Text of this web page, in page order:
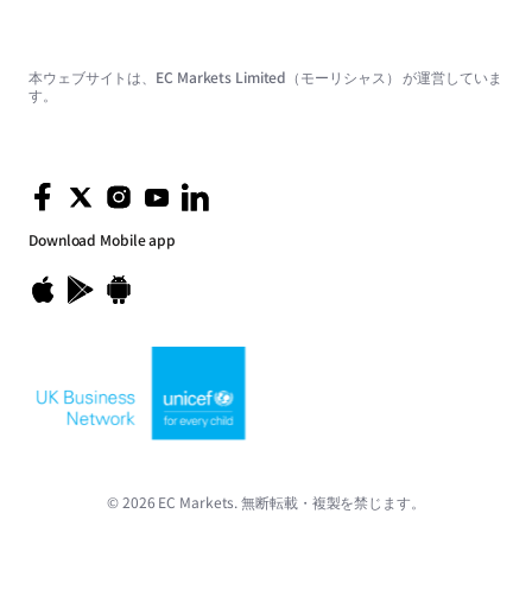
Download Mobile app
本ウェブサイトは、EC Markets Limited（モーリシャス） が運営していま
す。
© 2026 EC Markets. 無断転載・複製を禁じます。